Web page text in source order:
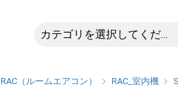
カテゴリを選択してください
RAC（ルームエアコン） RAC_室内機